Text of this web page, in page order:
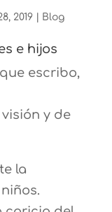
2019| Blog
e hijos
escribo,
y de
la